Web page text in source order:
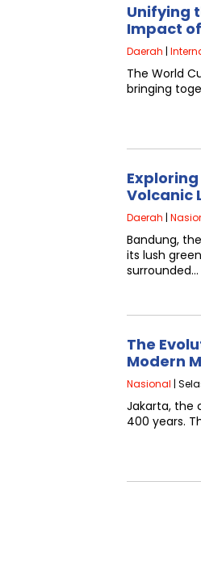
Unifying
Impact
Daerah |
The World
bringing
Volcanic
Daerah |
Bandung,
its lush
surrounded…
The
Modern
Nasional |
Jakarta, the
400 years.